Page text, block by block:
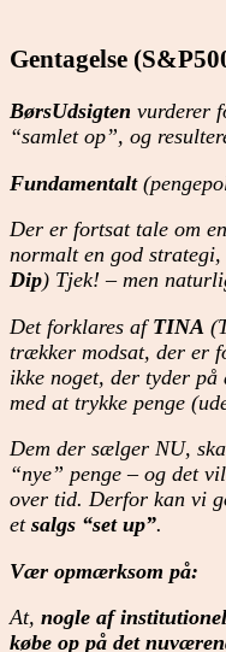
Gentagelse
BørsUdsigten vurderer
“samlet op”, og
Fundamentalt
Der er fortsat tale om en
normalt en god
Dip) Tjek! – men
Det forklares af TINA
trækker modsat, der er
ikke noget, der tyder
med at trykke penge
Dem der sælger NU,
“nye” penge – og det
over tid. Derfor kan vi
et salgs “set up”.
Vær opmærksom på:
At, nogle af
købe op på det